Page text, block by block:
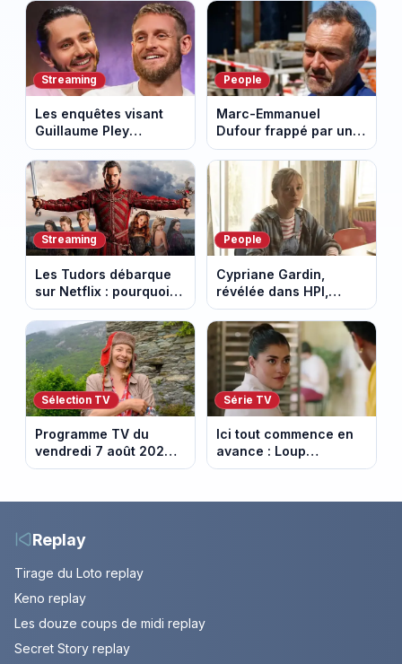
avec l'ascension du
Mont Ventoux
défendu leur culture
au fil des décennies
Streaming
Les enquêtes visant
Guillaume Pley
poussent Ragnar Le
Breton à quitter la
tournée Legend
People
Marc-Emmanuel
Dufour frappé par un
terrible incendie : son
chalet part en fumée
Streaming
Les Tudors débarque
sur Netflix : pourquoi la
série n’a rien perdu de
son pouvoir
People
Cypriane Gardin,
révélée dans HPI,
lance une cagnotte
après des difficultés
financières
Sélection TV
Programme TV du
vendredi 7 août 2026 :
notre sélection pour
Série TV
Ici tout commence en
avance : Loup
découvre la trahison
10 août 2026 (spoiler)
Replay
Tirage du Loto replay
Keno replay
Les douze coups de midi replay
Secret Story replay